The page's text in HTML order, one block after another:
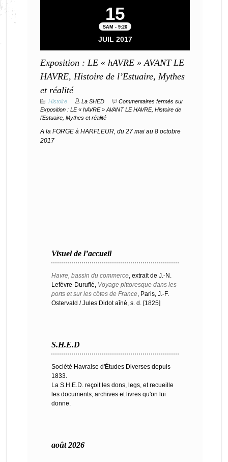
15
SAM - 9:26
JUIL 2017
Exposition : LE « hAVRE » AVANT LE
HAVRE, Histoire de l’Estuaire, Mythes
et réalité
Histoire La SHED Commentaires fermés sur
Exposition : LE « hAVRE » AVANT LE HAVRE, Histoire de
l’Estuaire, Mythes et réalité
A la FORGE à HARFLEUR, du 27 mai au 8 octobre
2017
Visuel de l’accueil
Havre, bassin du commerce , extrait de J.-N.
Lefèvre-Duruflé, Voyage pittoresque dans les
ports et sur les côtes de France , Paris, J.-F.
Ostervald / Jules Didot aîné, s. d. [1825]
S.H.E.D
Société Havraise d'Études Diverses depuis
1833.
La S.H.E.D. reçoit les dons, legs, et recueille
les documents, archives et livres qu'on lui
donne.
août 2026